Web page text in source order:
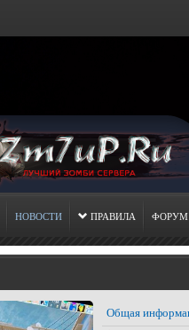
НОВОСТИ ПРАВИЛА ФОРУМ
Общая